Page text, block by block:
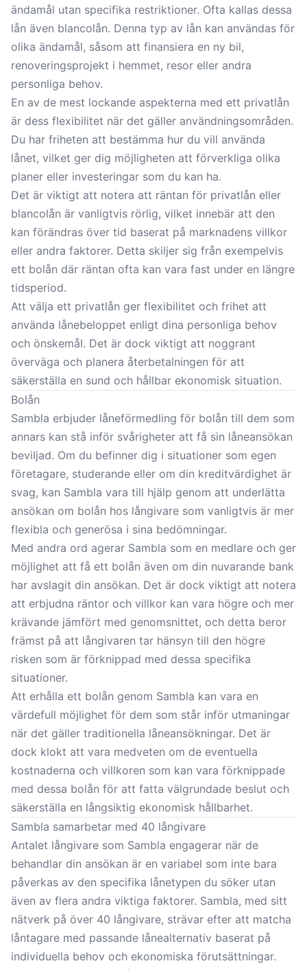
ändamål utan specifika restriktioner. Ofta kallas dessa
lån även blancolån. Denna typ av lån kan användas för
olika ändamål, såsom att finansiera en ny bil,
renoveringsprojekt i hemmet, resor eller andra
personliga behov.
En av de mest lockande aspekterna med ett privatlån
är dess flexibilitet när det gäller användningsområden.
Du har friheten att bestämma hur du vill använda
lånet, vilket ger dig möjligheten att förverkliga olika
planer eller investeringar som du kan ha.
Det är viktigt att notera att räntan för privatlån eller
blancolån är vanligtvis rörlig, vilket innebär att den
kan förändras över tid baserat på marknadens villkor
eller andra faktorer. Detta skiljer sig från exempelvis
ett bolån där räntan ofta kan vara fast under en längre
tidsperiod.
Att välja ett privatlån ger flexibilitet och frihet att
använda lånebeloppet enligt dina personliga behov
och önskemål. Det är dock viktigt att noggrant
överväga och planera återbetalningen för att
säkerställa en sund och hållbar ekonomisk situation.
Bolån
Sambla erbjuder låneförmedling för bolån till dem som
annars kan stå inför svårigheter att få sin låneansökan
beviljad. Om du befinner dig i situationer som egen
företagare, studerande eller om din kreditvärdighet är
svag, kan Sambla vara till hjälp genom att underlätta
ansökan om bolån hos långivare som vanligtvis är mer
flexibla och generösa i sina bedömningar.
Med andra ord agerar Sambla som en medlare och ger
möjlighet att få ett bolån även om din nuvarande bank
har avslagit din ansökan. Det är dock viktigt att notera
att erbjudna räntor och villkor kan vara högre och mer
krävande jämfört med genomsnittet, och detta beror
främst på att långivaren tar hänsyn till den högre
risken som är förknippad med dessa specifika
situationer.
Att erhålla ett bolån genom Sambla kan vara en
värdefull möjlighet för dem som står inför utmaningar
när det gäller traditionella låneansökningar. Det är
dock klokt att vara medveten om de eventuella
kostnaderna och villkoren som kan vara förknippade
med dessa bolån för att fatta välgrundade beslut och
säkerställa en långsiktig ekonomisk hållbarhet.
Sambla samarbetar med 40 långivare
Antalet långivare som Sambla engagerar när de
behandlar din ansökan är en variabel som inte bara
påverkas av den specifika lånetypen du söker utan
även av flera andra viktiga faktorer. Sambla, med sitt
nätverk på över 40 långivare, strävar efter att matcha
låntagare med passande lånealternativ baserat på
individuella behov och ekonomiska förutsättningar.